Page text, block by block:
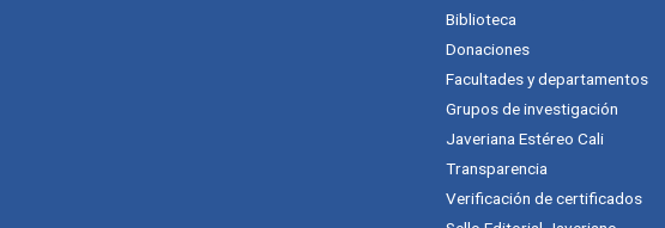
Biblioteca
Donaciones
Facultades y departamentos
Grupos de investigación
Javeriana Estéreo Cali
Transparencia
Verificación de certificados